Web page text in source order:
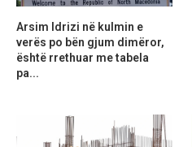
Arsim Idrizi në kulmin e
verës po bën gjum dimëror,
është rrethuar me tabela
pa...